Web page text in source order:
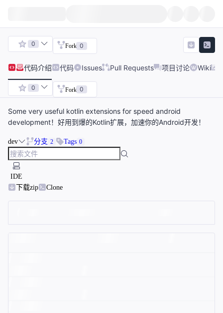
0 Fork 0
代码介绍 代码 Issues Pull Requests 项目讨论 Wiki
0 Fork 0
Some very useful kotlin extensions for speed android
development！好用到爆的Kotlin扩展，加速你的Android开发！
dev 分支 2 Tags 0
IDE
下载zip
Clone